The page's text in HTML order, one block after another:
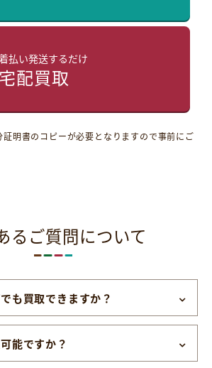
払い発送するだけ
宅配買取
証明書のコピーが必要となりますので事前にご
るご質問について
も買取できますか？
能ですか？